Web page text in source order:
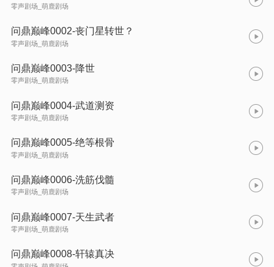
零声剧场_萌鹿剧场
问鼎巅峰0002-丧门星转世？
零声剧场_萌鹿剧场
问鼎巅峰0003-降世
零声剧场_萌鹿剧场
问鼎巅峰0004-武道测资
零声剧场_萌鹿剧场
问鼎巅峰0005-绝等根骨
零声剧场_萌鹿剧场
问鼎巅峰0006-洗筋伐髓
零声剧场_萌鹿剧场
问鼎巅峰0007-天生武者
零声剧场_萌鹿剧场
问鼎巅峰0008-轩辕真决